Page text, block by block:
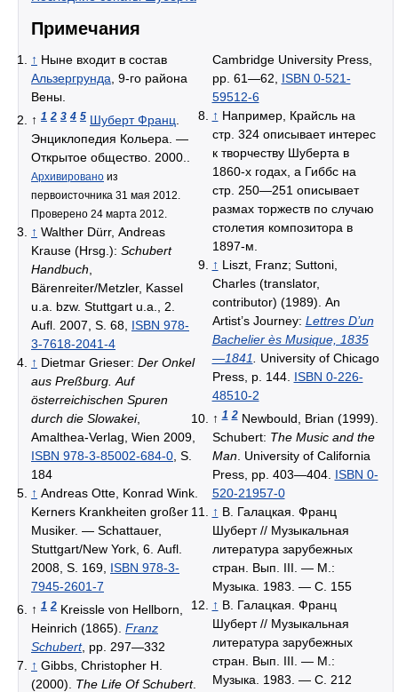
Примечания
↑ Ныне входит в состав
Альзергрунда , 9-го района
Вены.
↑ 1 2 3 4 5 Шуберт Франц
Энциклопедия Кольера. —
Открытое общество. 2000..
Архивировано из
первоисточника 31 мая 2012.
Проверено 24 марта 2012.
↑ Walther Dürr, Andreas
Krause (Hrsg.): Schubert
Handbuch
Bärenreiter/Metzler, Kassel
u.a. bzw. Stuttgart u.a., 2.
Aufl. 2007, S. 68, ISBN 978-
3-7618-2041-4
↑ Dietmar Grieser: Der Onkel
aus Preßburg. Auf
österreichischen Spuren
durch die Slowakei,
Amalthea-Verlag, Wien 2009,
ISBN 978-3-85002-684-0 , S.
184
↑ Andreas Otte, Konrad Wink.
Kerners Krankheiten großer
Musiker. — Schattauer,
Stuttgart/New York, 6. Aufl.
2008, S. 169, ISBN 978-3-
7945-2601-7
↑ 1 2 Kreissle von Hellborn,
Heinrich (1865). Franz
Schubert, pp. 297—332
↑ Gibbs, Christopher H.
(2000). The Life Of Schubert.
Cambridge University Press,
pp. 61—62, ISBN 0-521-
59512-6
↑ Например, Крайсль на
стр. 324 описывает интерес
к творчеству Шуберта в
1860-х годах, а Гиббс на
стр. 250—251 описывает
размах торжеств по случаю
столетия композитора в
1897-м.
↑ Liszt, Franz; Suttoni,
Charles (translator,
contributor) (1989). An
Artist’s Journey: Lettres D’un
Bachelier ès Musique, 1835
—1841
University of Chicago
Press, p. 144. ISBN 0-226-
48510-2
↑1 2 Newbould, Brian (1999).
Schubert: The Music and the
Man. University of California
Press, pp. 403—404. ISBN 0-
520-21957-0
↑ В. Галацкая. Франц
Шуберт // Музыкальная
литература зарубежных
стран. Вып. III. — М.:
Музыка. 1983. — С. 155
↑ В. Галацкая. Франц
Шуберт // Музыкальная
литература зарубежных
стран. Вып. III. — М.:
Музыка. 1983. — С. 212